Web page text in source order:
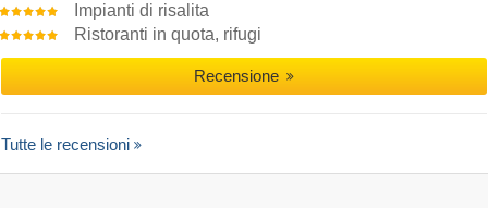
Impianti di risalita
Ristoranti in quota, rifugi
Recensione
Tutte le recensioni